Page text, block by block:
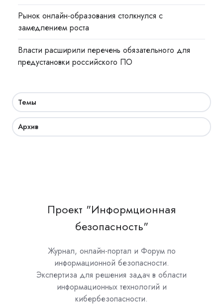
Рынок онлайн-образования столкнулся с
замедлением роста
Власти расширили перечень обязательного для
предустановки российского ПО
Темы
Архив
Проект "Информционная
безопасность"
Журнал, онлайн-портал и Форум по
информационной безопасности.
Экспертиза для решения задач в области
информационных технологий и
кибербезопасности.